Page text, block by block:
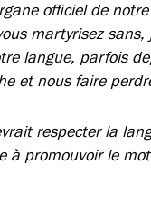
officiel de
martyrisez
langue, parfois
et nous faire
respecter la
à promouvoir le